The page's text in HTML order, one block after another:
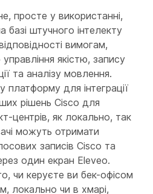
просте у використанні,
базі штучного інтелекту
вимогам,
якістю, запису
та аналізу мовлення.
платформу для інтеграції
рішень Cisco для
центрів, як локально, так
можуть отримати
записів Cisco та
один екран Eleveo.
чи керуєте ви бек-офісом
локально чи в хмарі,